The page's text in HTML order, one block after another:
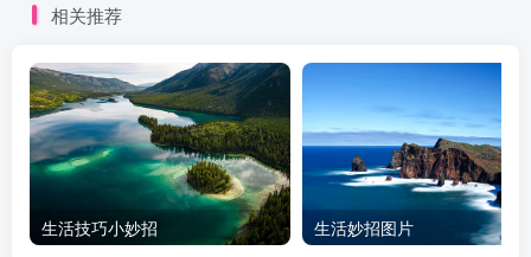
相关推荐
生活技巧小妙招 生活妙招图片